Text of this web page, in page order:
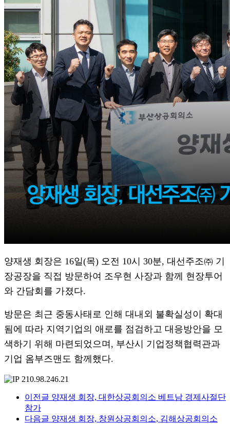
양재생 회장은 16일(목) 오전 10시 30분, 대선주조㈜ 기
장공장을 직접 방문하여 조우현 사장과 함께 현장투어
와 간담회를 가졌다.
방문은 최근 중동사태로 인해 대내외 불확실성이 확대
됨에 따라 지역기업의 애로를 점검하고 대응방안을 모
색하기 위해 마련되었으며, 부산시 기업정책협력관과
기업 옴부즈맨도 함께했다.
210.98.246.21
이전글 양재생 회장, 대한상공회의소 베트남 경제사절단
참가
다음글 양재생 회장, 창원상공회의소, 김해상공회의소